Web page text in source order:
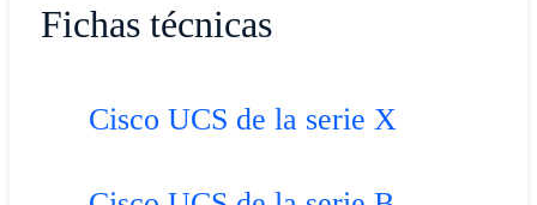
Fichas técnicas
Cisco UCS de la serie X